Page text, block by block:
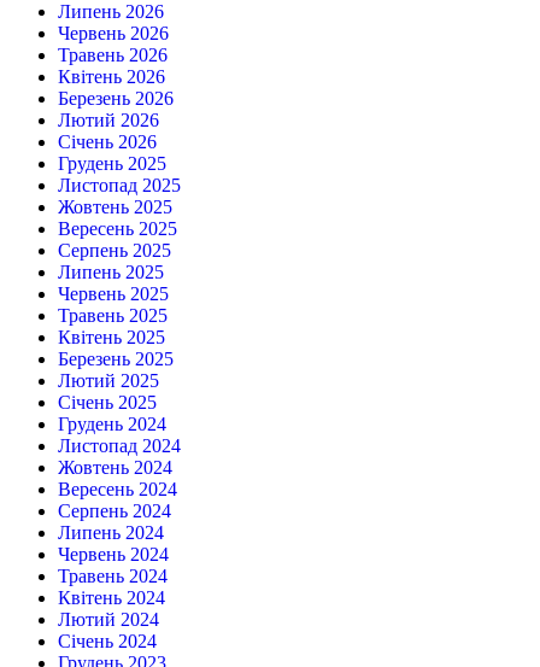
Липень 2026
Червень 2026
Травень 2026
Квітень 2026
Березень 2026
Лютий 2026
Січень 2026
Грудень 2025
Листопад 2025
Жовтень 2025
Вересень 2025
Серпень 2025
Липень 2025
Червень 2025
Травень 2025
Квітень 2025
Березень 2025
Лютий 2025
Січень 2025
Грудень 2024
Листопад 2024
Жовтень 2024
Вересень 2024
Серпень 2024
Липень 2024
Червень 2024
Травень 2024
Квітень 2024
Лютий 2024
Січень 2024